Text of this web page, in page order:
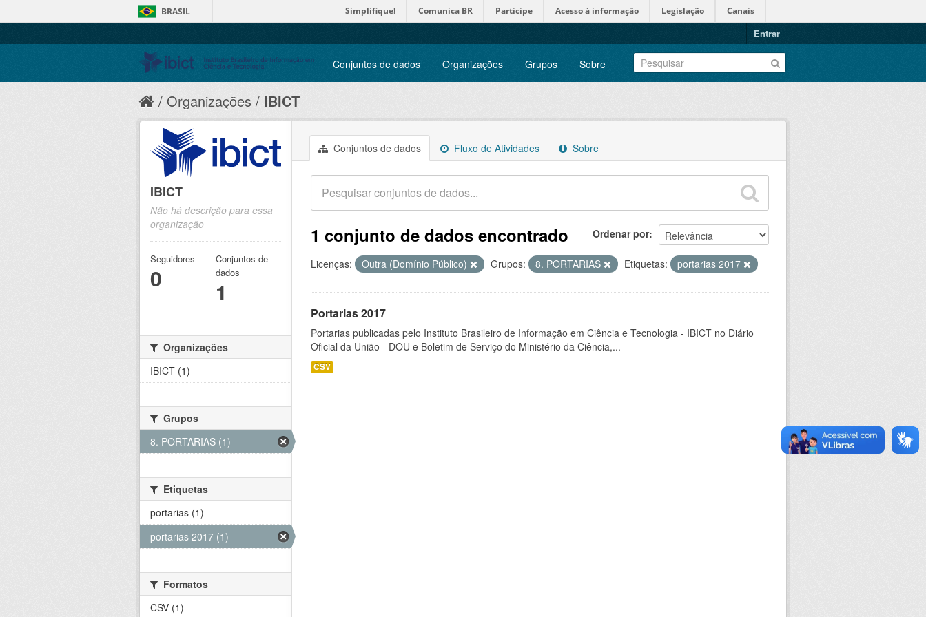
BRASIL Simplifique! Comunica BR Participe Acesso à informação Legislação Canais
Entrar
Conjuntos de dados Organizações Grupos Sobre
Organizações IBICT
Conjuntos de dados Fluxo de Atividades Sobre
Ordenar por
1 conjunto de dados encontrado
Licenças: Outra (Domínio Público) Grupos: 8. PORTARIAS Etiquetas: portarias 2017
Portarias 2017
Portarias publicadas pelo Instituto Brasileiro de Informação em Ciência e Tecnologia - IBICT no Diário
Oficial da União - DOU e Boletim de Serviço do Ministério da Ciência,...
CSV
IBICT
Não há descrição para essa
organização
Seguidores
0
Conjuntos de
dados
1
Organizações
IBICT (1)
Grupos
8. PORTARIAS (1)
Etiquetas
portarias (1)
portarias 2017 (1)
Formatos
CSV (1)